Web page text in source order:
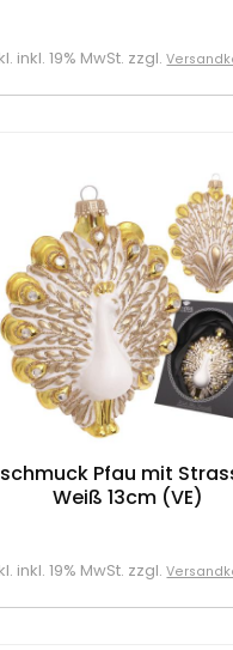
inkl. 19% MwSt. zzgl.
Pfau mit
Weiß 13cm (VE)
inkl. 19% MwSt. zzgl.